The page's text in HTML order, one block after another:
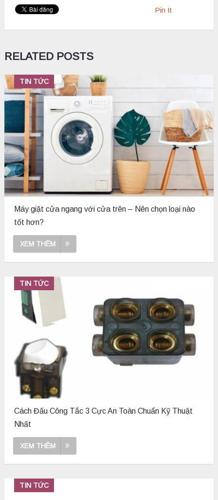
Pin It
RELATED POSTS
TIN TỨC
Máy giặt cửa ngang với cửa trên – Nên chọn loại nào
tốt hơn?
XEM THÊM
TIN TỨC
Cách Đấu Công Tắc 3 Cực An Toàn Chuẩn Kỹ Thuật
Nhất
XEM THÊM
TIN TỨC